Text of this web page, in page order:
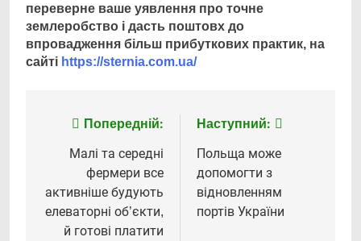
переверне ваше уявлення про точне
землеробство і дасть поштовх до
впровадження більш прибуткових практик, на
сайті https://sternia.com.ua/
Навігація
записів
Попередній:
Малі та середні
фермери все
активніше будують
елеваторні об’єкти,
й готові платити
Наступний:
Польща може
допомогти з
відновленням
портів України